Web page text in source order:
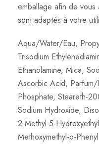
/
0
7
emballage afin de
sont adaptés à votre
Aqua/Water/Eau,
Trisodium
Ethanolamine, Mica,
Ascorbic Acid,
Phosphate, Steareth-
Sodium Hydroxide,
2-Methyl-5-
Methoxymethyl-p-